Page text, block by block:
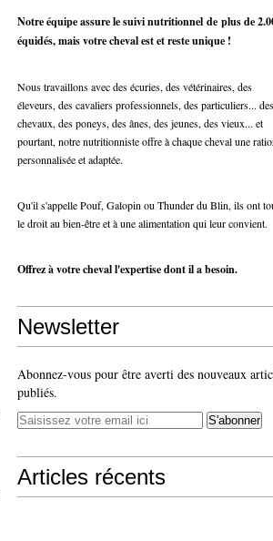
Notre équipe assure le suivi nutritionnel de plus de
équidés, mais votre cheval est et reste unique !
Nous travaillons avec des écuries, des vétérinaires, des
éleveurs, des cavaliers professionnels, des particuliers... des
chevaux, des poneys, des ânes, des jeunes, des vieux... et
pourtant, notre nutritionniste offre à chaque cheval une
personnalisée et adaptée.
Qu'il s'appelle Pouf, Galopin ou Thunder du Blin, ils ont
le droit au bien-être et à une alimentation qui leur convient.
Offrez à votre cheval l'expertise dont il a besoin.
Newsletter
Abonnez-vous pour être averti des nouveaux
publiés.
Articles récents